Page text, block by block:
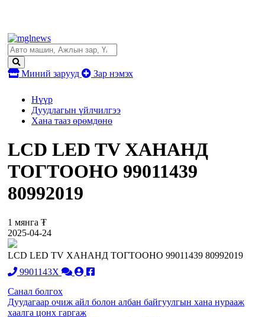
Миний зарууд Зар нэмэх
Нүүр
Дуудлагын үйлчилгээ
Хана тааз өрөмдөнө
LCD LED TV ХАНАНД
ТОГТООНО 99011439
80992019
1 мянга ₮
2025-04-24
LCD LED TV ХАНАНД ТОГТООНО 99011439 80992019
9901143X
Санал болгох
Дуудагаар очиж айл болон албан байгуулгын хана нурааж
хаалга цонх гаргаж